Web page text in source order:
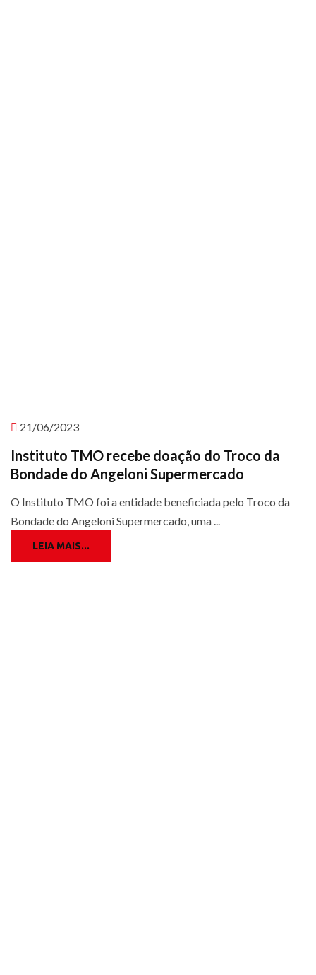
21/06/2023
Instituto TMO recebe doação do Troco da
Bondade do Angeloni Supermercado
O Instituto TMO foi a entidade beneficiada pelo Troco da
Bondade do Angeloni Supermercado, uma ...
LEIA MAIS...